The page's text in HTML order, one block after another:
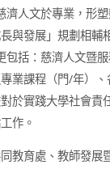
濟人文於專業，形
與發展」規劃相輔
包括：慈濟人文暨
業課程（門/年）
於實踐大學社會責
作。
教育處、教師發展